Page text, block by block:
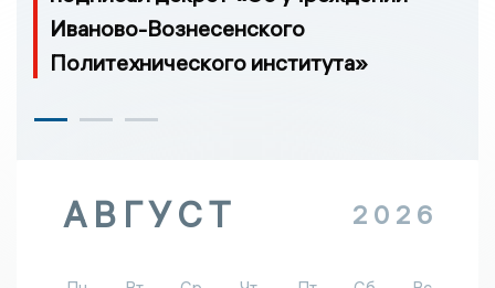
Иваново-Вознесенского
Политехнического института»
АВГУСТ 2026